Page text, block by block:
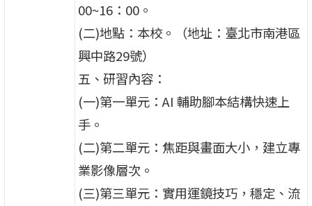
00~16：00。
(二)地點：本校。（地址：臺北市南港區
興中路29號）
五、研習內容：
(一)第一單元：AI 輔助腳本結構快速上
手。
(二)第二單元：焦距與畫面大小，建立專
業影像層次。
(三)第三單元：實用運鏡技巧，穩定、流